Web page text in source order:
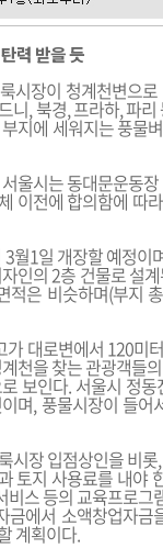
력 받을 듯
시장이 청계천변으로
니, 북경, 프라하, 파
지에 세워지는 풍물
울시는 동대문운동
이전에 합의함에 따
월1일 개장할 예정이
인의 2층 건물로 설
적은 비슷하며(부지
대로변에서 120미
천을 찾는 관광객들
보인다. 서울시 정
며, 풍물시장이 들어
시장 입점상인을 비
토지 사용료를 내야
스 등의 교육프로그
에서 소액창업자금
계획이다.